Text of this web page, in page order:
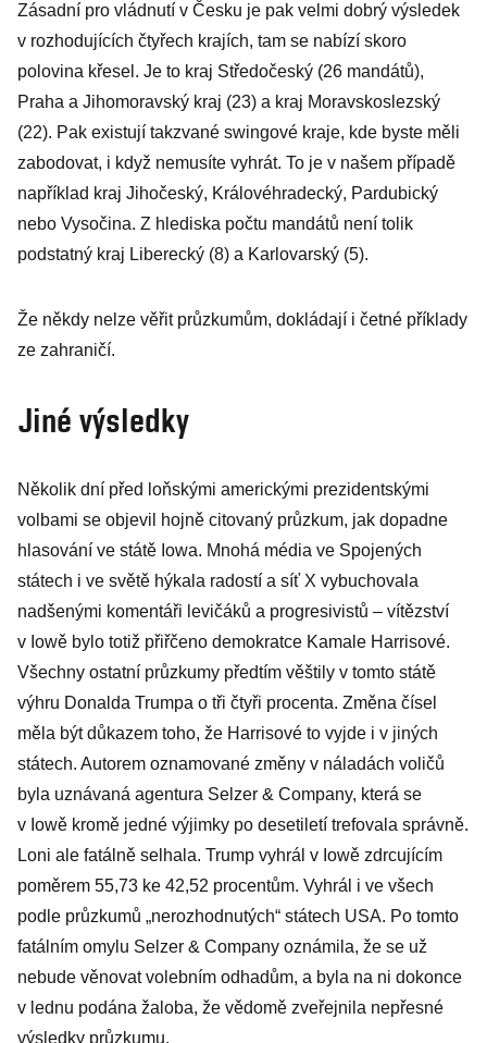
diskreditoval
USA a posílil
Rusko
Zásadní pro vládnutí v Česku je pak velmi dobrý výsledek
v rozhodujících čtyřech krajích, tam se nabízí skoro
polovina křesel. Je to kraj Středočeský (26 mandátů),
Praha a Jihomoravský kraj (23) a kraj Moravskoslezský
(22). Pak existují takzvané swingové kraje, kde byste měli
zabodovat, i když nemusíte vyhrát. To je v našem případě
například kraj Jihočeský, Královéhradecký, Pardubický
nebo Vysočina. Z hlediska počtu mandátů není tolik
podstatný kraj Liberecký (8) a Karlovarský (5).
Že někdy nelze věřit průzkumům, dokládají i četné příklady
ze zahraničí.
Jiné výsledky
Několik dní před loňskými americkými prezidentskými
volbami se objevil hojně citovaný průzkum, jak dopadne
hlasování ve státě Iowa. Mnohá média ve Spojených
státech i ve světě hýkala radostí a síť X vybuchovala
nadšenými komentáři levičáků a progresivistů – vítězství
v Iowě bylo totiž přiřčeno demokratce Kamale Harrisové.
Všechny ostatní průzkumy předtím věštily v tomto státě
výhru Donalda Trumpa o tři čtyři procenta. Změna čísel
měla být důkazem toho, že Harrisové to vyjde i v jiných
státech. Autorem oznamované změny v náladách voličů
byla uznávaná agentura Selzer & Company, která se
v Iowě kromě jedné výjimky po desetiletí trefovala správně.
Loni ale fatálně selhala. Trump vyhrál v Iowě zdrcujícím
poměrem 55,73 ke 42,52 procentům. Vyhrál i ve všech
podle průzkumů „nerozhodnutých“ státech USA. Po tomto
fatálním omylu Selzer & Company oznámila, že se už
nebude věnovat volebním odhadům, a byla na ni dokonce
v lednu podána žaloba, že vědomě zveřejnila nepřesné
výsledky průzkumu.